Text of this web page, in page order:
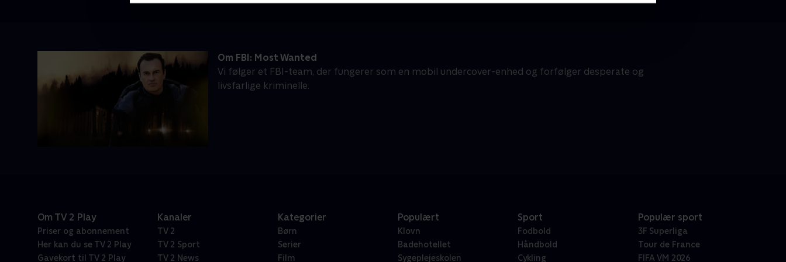
Om FBI: Most Wanted
Vi følger et FBI-team, der fungerer som en mobil undercover-enhed og forfølger desperate og
livsfarlige kriminelle.
Om TV 2 Play
Priser og abonnement
Her kan du se TV 2 Play
Gavekort til TV 2 Play
Kanaler
TV 2
TV 2 Sport
TV 2 News
Kategorier
Børn
Serier
Film
Populært
Klovn
Badehotellet
Sygeplejeskolen
Sport
Fodbold
Håndbold
Cykling
Populær sport
3F Superliga
Tour de France
FIFA VM 2026